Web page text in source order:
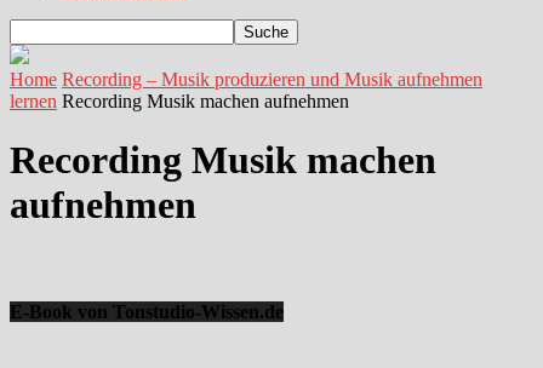
Home Recording – Musik produzieren und Musik aufnehmen
lernen Recording Musik machen aufnehmen
Recording Musik machen
aufnehmen
E-Book von Tonstudio-Wissen.de